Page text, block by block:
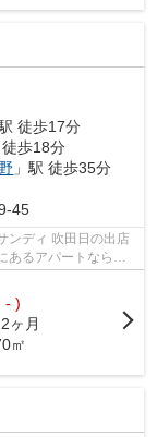
徒歩17分
徒歩18分
」駅 徒歩35分
45
ンディ 吹田日の出店
あるアパートなら毎
- )
2ヶ月
㎡